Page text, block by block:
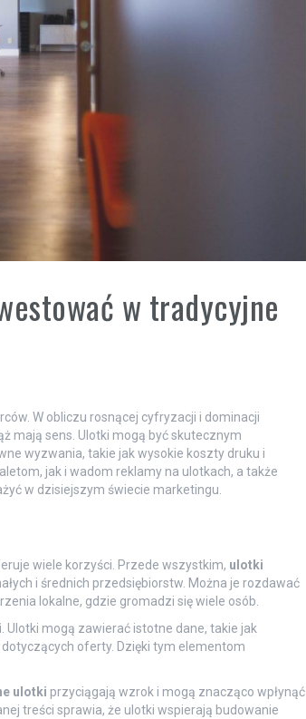
w tradycyjne
W obliczu rosnącej cyfryzacji i dominacji
mają sens. Ulotki mogą być skutecznym
wyzwania, takie jak wysokie koszty druku i
jak i wadom reklamy na ulotkach, a także
w dzisiejszym świecie marketingu.
wiele korzyści. Przede wszystkim, ulotki
i średnich przedsiębiorstw. Można je rozdawać
lokalne, gdzie gromadzi się wiele osób.
. Ulotki mogą zawierać istotne dane, takie jak
oferty. Dzięki tym elementom
ulotki przyciągają wzrok i mogą znacząco wpłynąć
treści sprawia, że ulotki wspierają budowanie